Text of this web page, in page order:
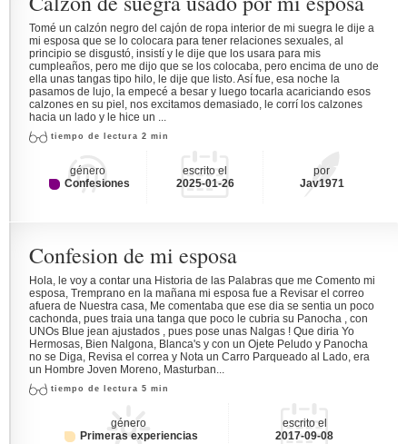
Tomé un calzón negro del cajón de ropa interior de mi suegra le dije a
mi esposa que se lo colocara para tener relaciones sexuales, al
principio se disgustó, insistí y le dije que los usara para mis
cumpleaños, pero me dijo que se los colocaba, pero encima de uno de
ella unas tangas tipo hilo, le dije que listo. Así fue, esa noche la
pasamos de lujo, la empecé a besar y luego tocarla acariciando esos
calzones en su piel, nos excitamos demasiado, le corrí los calzones
hacia un lado y le hice un ...
tiempo de lectura 2 min
género
Confesiones
escrito el
2025-01-26
por
Jav1971
Confesion de mi esposa
Hola, le voy a contar una Historia de las Palabras que me Comento mi
esposa, Tremprano en la mañana mi esposa fue a Revisar el correo
afuera de Nuestra casa, Me comentaba que ese dia se sentia un poco
cachonda, pues traia una tanga que poco le cubria su Panocha , con
UNOs Blue jean ajustados , pues pose unas Nalgas ! Que diria Yo
Hermosas, Bien Nalgona, Blanca's y con un Ojete Peludo y Panocha
no se Diga, Revisa el correa y Nota un Carro Parqueado al Lado, era
un Hombre Joven Moreno, Masturban...
tiempo de lectura 5 min
género
Primeras experiencias
escrito el
2017-09-08